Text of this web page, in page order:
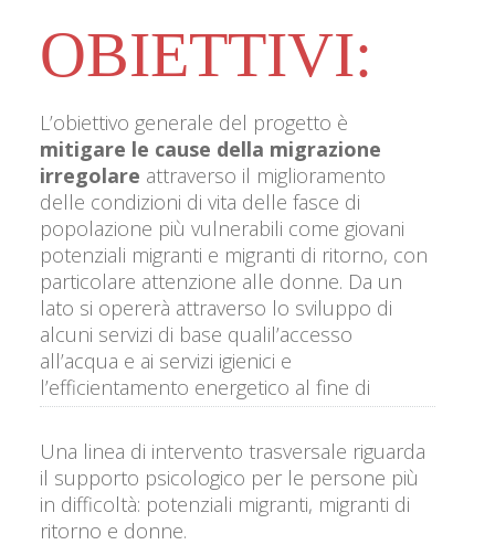
OBIETTIVI:
L’obiettivo generale del progetto è
mitigare le cause della migrazione
irregolare attraverso il miglioramento
delle condizioni di vita delle fasce di
popolazione più vulnerabili come giovani
potenziali migranti e migranti di ritorno, con
particolare attenzione alle donne. Da un
lato si opererà attraverso lo sviluppo di
alcuni servizi di base qualil’accesso
all’acqua e ai servizi igienici e
l’efficientamento energetico al fine di
favorire la frequenza scolastica. Dall’altro si
lavorerà per sviluppare il settore agricolo e
privato: entrambi legati al miglioramento
della sicurezza alimentare e del reddito pro
capite.
Una linea di intervento trasversale riguarda
il supporto psicologico per le persone più
in difficoltà: potenziali migranti, migranti di
ritorno e donne.